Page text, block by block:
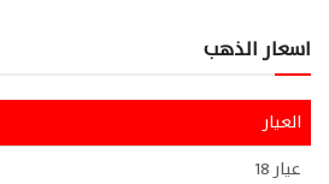
اسعار الذهب
العيار
عيار 18